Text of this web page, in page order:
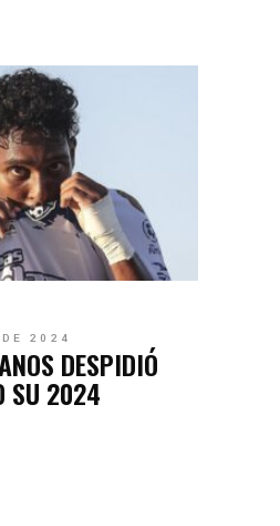
2024
DESPIDIÓ
SU 2024